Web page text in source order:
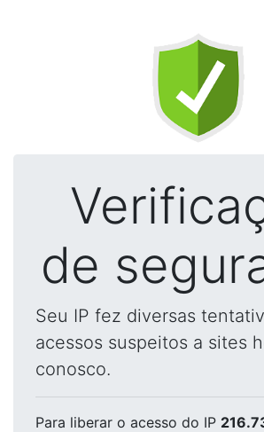
de
Seu IP fez diversas
acessos suspeitos a sites
conosco.
Para liberar o acesso do IP